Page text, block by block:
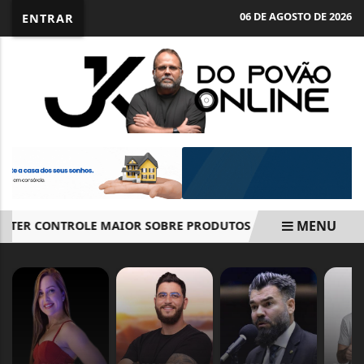
ENTRAR 06 DE AGOSTO DE 2026
CONTROLE MAIOR SOBRE PRODUTOS QUÍMICOSMENU